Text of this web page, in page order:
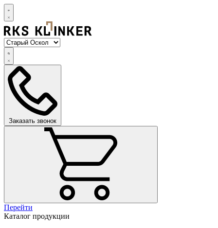
Заказать звонок
Перейти
Каталог продукции